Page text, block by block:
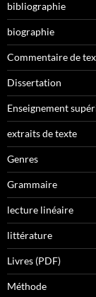
bibliographie
biographie
Commentaire de
Dissertation
Enseignement
extraits de texte
Genres
Grammaire
lecture linéaire
littérature
Livres (PDF)
Méthode